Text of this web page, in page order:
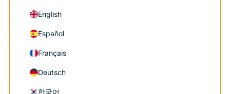
English
Español
Français
Deutsch
한국어